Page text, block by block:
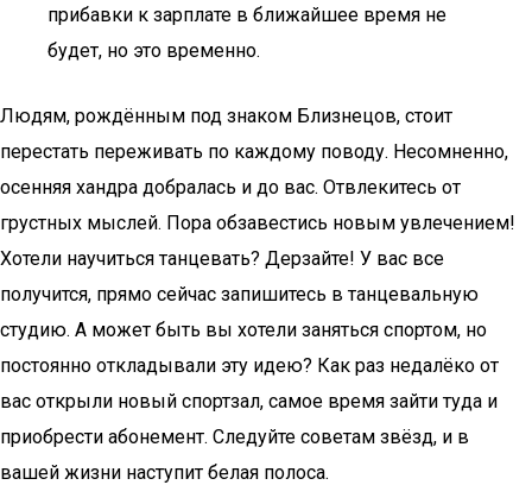
прибавки к зарплате в ближайшее время не
будет, но это временно.
Людям, рождённым под знаком Близнецов, стоит
перестать переживать по каждому поводу. Несомненно,
осенняя хандра добралась и до вас. Отвлекитесь от
грустных мыслей. Пора обзавестись новым увлечением!
Хотели научиться танцевать? Дерзайте! У вас все
получится, прямо сейчас запишитесь в танцевальную
студию. А может быть вы хотели заняться спортом, но
постоянно откладывали эту идею? Как раз недалёко от
вас открыли новый спортзал, самое время зайти туда и
приобрести абонемент. Следуйте советам звёзд, и в
вашей жизни наступит белая полоса.